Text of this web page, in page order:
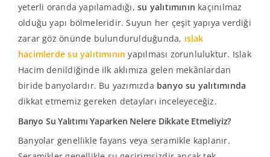
yeterli oranda yapılamadığı,su yalıtımının kaçınılmaz
olduğu yapı bölmeleridir. Suyun her çeşit yapıya verdiği
zarar göz önünde bulundurulduğunda, ıslak
hacimlerde su yalıtımının yapılması zorunluluktur. Islak
Hacim denildiğinde ilk aklımıza gelen mekânlardan
biride banyolardır. Bu yazımızda banyo su yalıtımında
dikkat etmemiz gereken detayları inceleyeceğiz.
Banyo Su Yalıtımı Yaparken Nelere Dikkate Etmeliyiz?
Banyolar genellikle fayans veya seramikle kaplanır.